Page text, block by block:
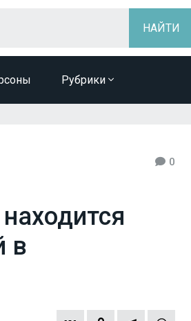
Рубрики
0
в